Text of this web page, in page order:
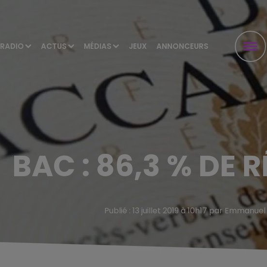
RADIO ACTUS MÉDIAS JEUX ANNONCEURS
BAC : 86,3 % DE
Publié : 13 juillet 2019 à 10h17 par Emmanuel